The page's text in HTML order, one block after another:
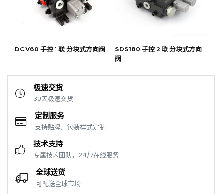
DCV60 手控 1 联 分块式方向阀
SDS180 手控 2 联 分块式方向
阀
极速交货
30天极速交货
定制服务
支持贴牌、包装样式定制
技术支持
专属技术团队，24/7在线服务
全球送货
可配送全球市场